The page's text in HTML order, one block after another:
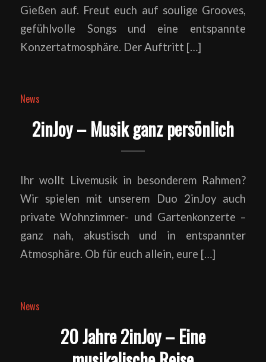
Gießen auf. Freut euch auf soulige Grooves,
gefühlvolle Songs und eine entspannte
Konzertatmosphäre. Der Auftritt […]
News
2inJoy – Musik ganz persönlich
Ihr wollt Livemusik in besonderem Rahmen?
Wir spielen mit unserem Duo 2inJoy auch
private Wohnzimmer- und Gartenkonzerte –
ganz nah, akustisch und in entspannter
Atmosphäre. Ob für euch allein, eure […]
News
20 Jahre 2inJoy – Eine